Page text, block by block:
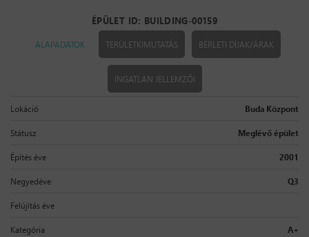
ÉPÜLET ID: BUILDING-00159
ALAPADATOK TERÜLETKIMUTATÁS BÉRLETI DÍJAK/ÁRAK
INGATLAN JELLEMZŐI
Lokáció
Buda Központ
Státusz
Meglévő épület
Építés éve
2001
Negyedéve
Q3
Felújítás éve
Kategória
A+